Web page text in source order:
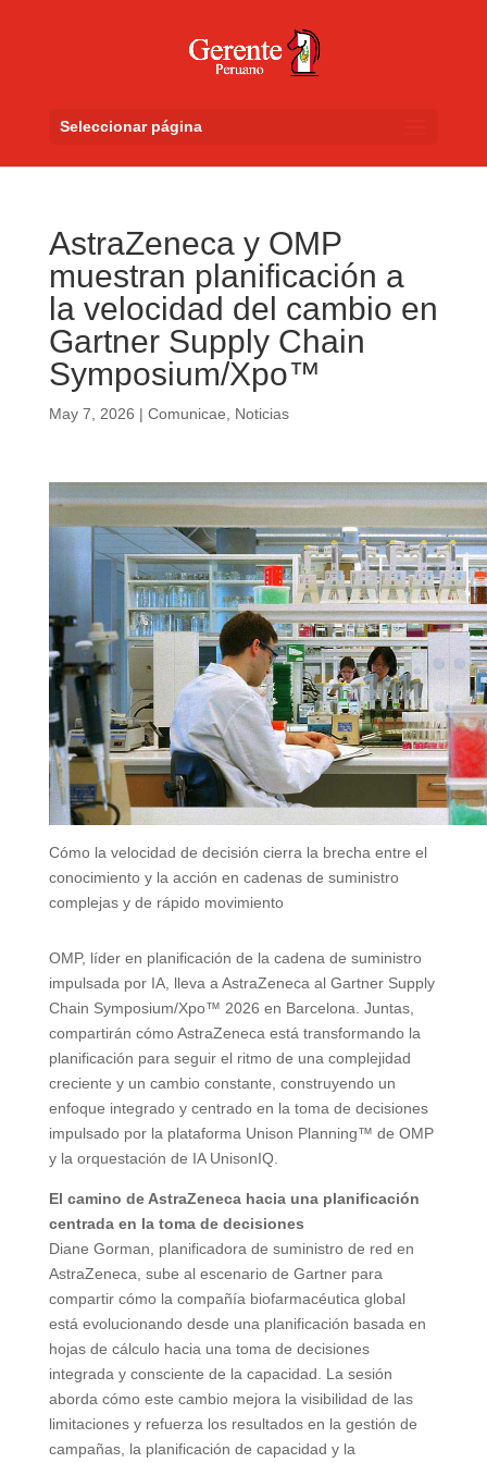
Seleccionar página
AstraZeneca y OMP
muestran planificación a
la velocidad del cambio en
Gartner Supply Chain
Symposium/Xpo™
May 7, 2026 | Comunicae Noticias
Cómo la velocidad de decisión cierra la brecha entre el
conocimiento y la acción en cadenas de suministro
complejas y de rápido movimiento
OMP, líder en planificación de la cadena de suministro
impulsada por IA, lleva a AstraZeneca al Gartner Supply
Chain Symposium/Xpo™ 2026 en Barcelona. Juntas,
compartirán cómo AstraZeneca está transformando la
planificación para seguir el ritmo de una complejidad
creciente y un cambio constante, construyendo un
enfoque integrado y centrado en la toma de decisiones
impulsado por la plataforma Unison Planning™ de OMP
y la orquestación de IA UnisonIQ.
El camino de AstraZeneca hacia una planificación
centrada en la toma de decisiones
Diane Gorman, planificadora de suministro de red en
AstraZeneca, sube al escenario de Gartner para
compartir cómo la compañía biofarmacéutica global
está evolucionando desde una planificación basada en
hojas de cálculo hacia una toma de decisiones
integrada y consciente de la capacidad. La sesión
aborda cómo este cambio mejora la visibilidad de las
limitaciones y refuerza los resultados en la gestión de
campañas, la planificación de capacidad y la